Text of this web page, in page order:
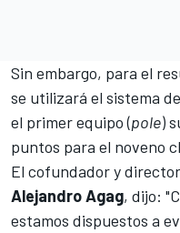
Sin embargo, para el
se utilizará el sistema
el primer equipo (pole)
puntos para el noveno
El cofundador y
Alejandro Agag, dijo:
estamos dispuestos a